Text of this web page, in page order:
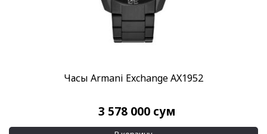
Часы Armani Exchange AX1952
3 578 000 сум